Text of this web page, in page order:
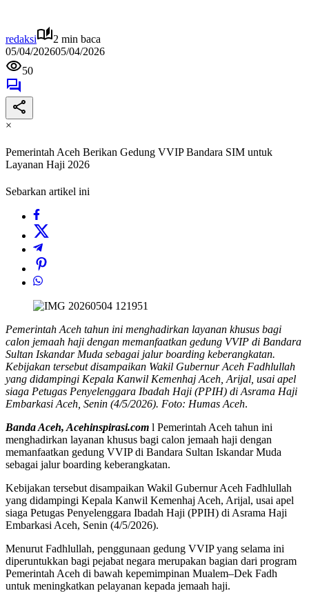
redaksi
2 min baca
05/04/202605/04/2026
50
×
Pemerintah Aceh Berikan Gedung VVIP Bandara SIM untuk
Layanan Haji 2026
Sebarkan artikel ini
Pemerintah Aceh tahun ini menghadirkan layanan khusus bagi
calon jemaah haji dengan memanfaatkan gedung VVIP di Bandara
Sultan Iskandar Muda sebagai jalur boarding keberangkatan.
Kebijakan tersebut disampaikan Wakil Gubernur Aceh Fadhlullah
yang didampingi Kepala Kanwil Kemenhaj Aceh, Arijal, usai apel
siaga Petugas Penyelenggara Ibadah Haji (PPIH) di Asrama Haji
Embarkasi Aceh, Senin (4/5/2026). Foto: Humas Aceh.
Banda Aceh, Acehinspirasi.com l Pemerintah Aceh tahun ini
menghadirkan layanan khusus bagi calon jemaah haji dengan
memanfaatkan gedung VVIP di Bandara Sultan Iskandar Muda
sebagai jalur boarding keberangkatan.
Kebijakan tersebut disampaikan Wakil Gubernur Aceh Fadhlullah
yang didampingi Kepala Kanwil Kemenhaj Aceh, Arijal, usai apel
siaga Petugas Penyelenggara Ibadah Haji (PPIH) di Asrama Haji
Embarkasi Aceh, Senin (4/5/2026).
Menurut Fadhlullah, penggunaan gedung VVIP yang selama ini
diperuntukkan bagi pejabat negara merupakan bagian dari program
Pemerintah Aceh di bawah kepemimpinan Mualem–Dek Fadh
untuk meningkatkan pelayanan kepada jemaah haji.